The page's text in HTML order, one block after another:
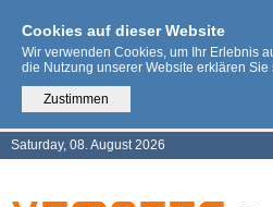
Cookies auf dieser Website
Wir verwenden Cookies, um Ihr Erlebnis
die Nutzung unserer Website erklären
Zustimmen
Saturday, 08. August 2026